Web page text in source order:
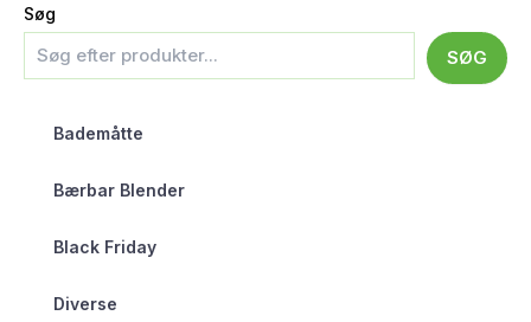
Søg
SØG
Bademåtte
Bærbar Blender
Black Friday
Diverse